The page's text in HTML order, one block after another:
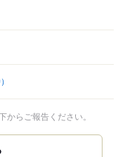
らご報告ください。